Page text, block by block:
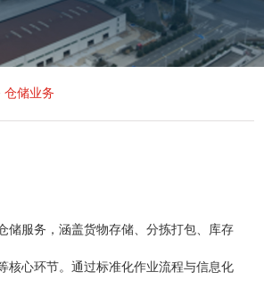
仓储业务
储服务，涵盖货物存储、分拣打包、库存
核心环节。通过标准化作业流程与信息化